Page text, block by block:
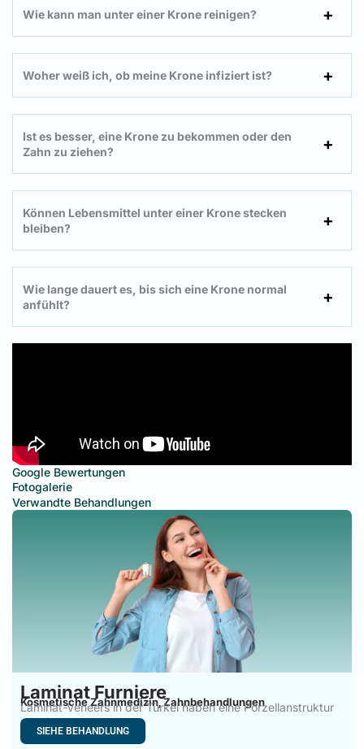
Wie kann man unter einer Krone reinigen?
Woher weiß ich, ob meine Krone infiziert ist?
Ist es besser, eine Krone zu bekommen oder den
Zahn zu ziehen?
Können Lebensmittel unter einer Krone stecken
bleiben?
Wie lange dauert es, bis sich eine Krone normal
anfühlt?
Google Bewertungen
Fotogalerie
Verwandte Behandlungen
Laminat Furniere
Kosmetische Zahnmedizin,Zahnbehandlungen
Laminat-Veneers in der Türkei haben eine Porzellanstruktur
mit einem hohen
SIEHE BEHANDLUNG